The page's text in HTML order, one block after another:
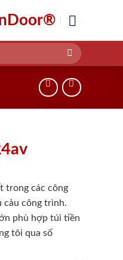
trong các công
cảu công trình.
phù hợp túi tiền
tôi qua số